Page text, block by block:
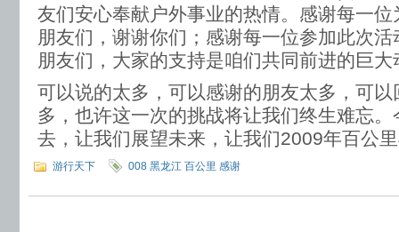
友们安心奉献户外事业的热情。感谢每一
朋友们，谢谢你们；感谢每一位参加此次
朋友们，大家的支持是咱们共同前进的巨大
可以说的太多，可以感谢的朋友太多，可
多，也许这一次的挑战将让我们终生难忘
去，让我们展望未来，让我们2009年百公
游行天下 008 黑龙江 百公里 感谢